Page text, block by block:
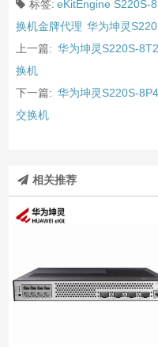
标签: eKitEngine S220S-
换机金牌代理 华为坤灵
上一篇: 华为坤灵S220S-
换机
下一篇: 华为坤灵S220S-
交换机
相关推荐